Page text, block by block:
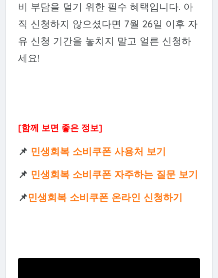
비 부담을 덜기 위한 필수 혜택입니다. 아
직 신청하지 않으셨다면 7월 26일 이후 자
유 신청 기간을 놓치지 말고 얼른 신청하
세요!
[함께 보면 좋은 정보]
📌 민생회복 소비쿠폰 사용처 보기
📌 민생회복 소비쿠폰 자주하는 질문 보기
📌민생회복 소비쿠폰 온라인 신청하기